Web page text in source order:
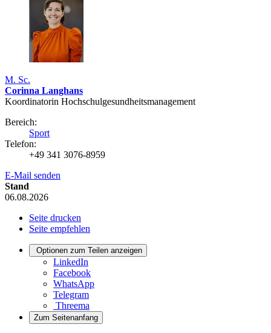
M. Sc.
Corinna Langhans
Koordinatorin Hochschulgesundheitsmanagement
Bereich:
Sport
Telefon:
+49 341 3076-8959
E-Mail senden
Stand
06.08.2026
Seite drucken
Seite empfehlen
Optionen zum Teilen anzeigen
LinkedIn
Facebook
WhatsApp
Telegram
Threema
Zum Seitenanfang